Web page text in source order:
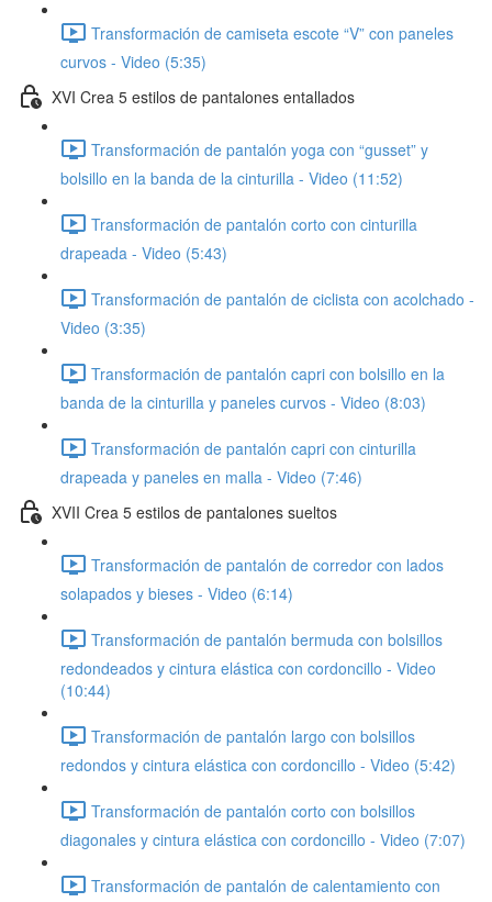
Transformación de camiseta escote “V” con paneles
curvos - Video (5:35)
XVI Crea 5 estilos de pantalones entallados
Transformación de pantalón yoga con “gusset” y
bolsillo en la banda de la cinturilla - Video (11:52)
Transformación de pantalón corto con cinturilla
drapeada - Video (5:43)
Transformación de pantalón de ciclista con acolchado -
Video (3:35)
Transformación de pantalón capri con bolsillo en la
banda de la cinturilla y paneles curvos - Video (8:03)
Transformación de pantalón capri con cinturilla
drapeada y paneles en malla - Video (7:46)
XVII Crea 5 estilos de pantalones sueltos
Transformación de pantalón de corredor con lados
solapados y bieses - Video (6:14)
Transformación de pantalón bermuda con bolsillos
redondeados y cintura elástica con cordoncillo - Video
(10:44)
Transformación de pantalón largo con bolsillos
redondos y cintura elástica con cordoncillo - Video (5:42)
Transformación de pantalón corto con bolsillos
diagonales y cintura elástica con cordoncillo - Video (7:07)
Transformación de pantalón de calentamiento con